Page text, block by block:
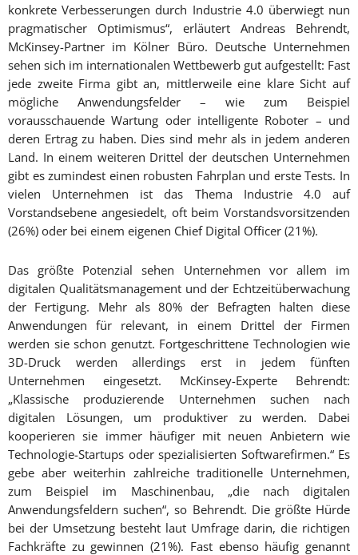
konkrete Verbesserungen durch Industrie 4.0 überwiegt nun
pragmatischer Optimismus“, erläutert Andreas Behrendt,
McKinsey-Partner im Kölner Büro. Deutsche Unternehmen
sehen sich im internationalen Wettbewerb gut aufgestellt: Fast
jede zweite Firma gibt an, mittlerweile eine klare Sicht auf
mögliche Anwendungsfelder – wie zum Beispiel
vorausschauende Wartung oder intelligente Roboter – und
deren Ertrag zu haben. Dies sind mehr als in jedem anderen
Land. In einem weiteren Drittel der deutschen Unternehmen
gibt es zumindest einen robusten Fahrplan und erste Tests. In
vielen Unternehmen ist das Thema Industrie 4.0 auf
Vorstandsebene angesiedelt, oft beim Vorstandsvorsitzenden
(26%) oder bei einem eigenen Chief Digital Officer (21%).
Das größte Potenzial sehen Unternehmen vor allem im
digitalen Qualitätsmanagement und der Echtzeitüberwachung
der Fertigung. Mehr als 80% der Befragten halten diese
Anwendungen für relevant, in einem Drittel der Firmen
werden sie schon genutzt. Fortgeschrittene Technologien wie
3D-Druck werden allerdings erst in jedem fünften
Unternehmen eingesetzt. McKinsey-Experte Behrendt:
„Klassische produzierende Unternehmen suchen nach
digitalen Lösungen, um produktiver zu werden. Dabei
kooperieren sie immer häufiger mit neuen Anbietern wie
Technologie-Startups oder spezialisierten Softwarefirmen.“ Es
gebe aber weiterhin zahlreiche traditionelle Unternehmen,
zum Beispiel im Maschinenbau, „die nach digitalen
Anwendungsfeldern suchen“, so Behrendt. Die größte Hürde
bei der Umsetzung besteht laut Umfrage darin, die richtigen
Fachkräfte zu gewinnen (21%). Fast ebenso häufig genannt